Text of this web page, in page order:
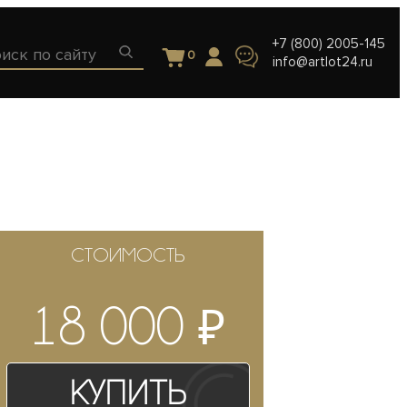
0
+7 (800) 2005-145
info@artlot24.ru
СТОИМОСТЬ
18 000₽
Купить